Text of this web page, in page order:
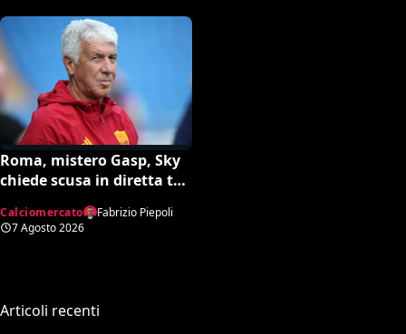
Roma, mistero Gasp, Sky
chiede scusa in diretta tv:
da lui”. Colpo a sorpresa
in arrivo?
Calciomercato
Fabrizio Piepoli
7 Agosto 2026
Articoli recenti